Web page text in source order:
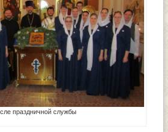
праздничной службы